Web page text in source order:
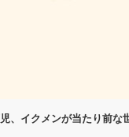
、イクメンが当たり前な